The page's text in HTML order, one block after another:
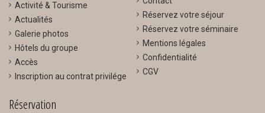
Activité & Tourisme
Actualités
Galerie photos
Hôtels du groupe
Accès
Inscription au contrat privilége
Réservez votre séjour
Réservez votre séminaire
Mentions légales
Confidentialité
CGV
Réservation